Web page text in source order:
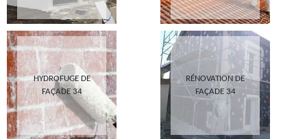
HYDROFUGE DE
FAÇADE 34
RÉNOVATION DE
FAÇADE 34